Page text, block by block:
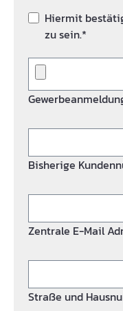
Hiermit
zu sein.*
Bisherige
Zentrale E-Mail
Straße und